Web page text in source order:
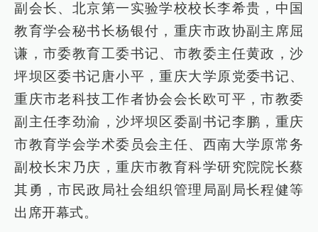
副会长、北京第一实验学校校长李希贵，中国
教育学会秘书长杨银付，重庆市政协副主席屈
谦，市委教育工委书记、市教委主任黄政，沙
坪坝区委书记唐小平，重庆大学原党委书记、
重庆市老科技工作者协会会长欧可平，市教委
副主任李劲渝，沙坪坝区委副书记李鹏，重庆
市教育学会学术委员会主任、西南大学原常务
副校长宋乃庆，重庆市教育科学研究院院长蔡
其勇，市民政局社会组织管理局副局长程健等
出席开幕式。